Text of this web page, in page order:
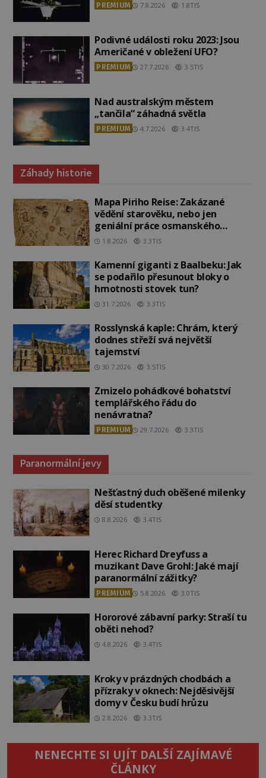
PREMIUM 7.8.2026 1.8TIS
Podivné události roku 2023: Jsou
Američané v obležení UFO?
PREMIUM 27.7.2026 3.5TIS
Nad australským městem
„tančila“ záhadná světla
PREMIUM 4.7.2026 3.4TIS
Záhady historie
Mapa Piriho Reise: Zakázané
vědění starověku, nebo jen
geniální práce osmanského
admirála?
1.8.2026 3.3TIS
Kamenní giganti z Baalbeku: Jak
se podařilo přesunout bloky o
hmotnosti stovek tun?
31.7.2026 3.3TIS
Rosslynská kaple: Chrám, který
dodnes střeží svá největší
tajemství
30.7.2026 3.5TIS
Zmizelo pohádkové bohatství
templářského řádu do
nenávratna?
PREMIUM 29.7.2026 3.3TIS
Paranormální jevy
Nešťastný duch oběšené milenky
děsí studentky
8.8.2026 3.4TIS
Herec Richard Dreyfuss a
muzikant Dave Grohl: Jaké mají
paranormální zážitky?
PREMIUM 5.8.2026 3.0TIS
Hororové zábavní parky: Straší tu
oběti nehod?
4.8.2026 3.4TIS
Kroky v prázdných chodbách a
přízraky v oknech: Nejděsivější
domy v Česku budí hrůzu
2.8.2026 3.3TIS
NENECHTE SI UJÍT DALŠÍ ZAJÍMAVÉ
ČLÁNKY